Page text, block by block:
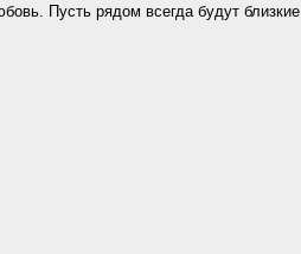
Пусть рядом всегда будут